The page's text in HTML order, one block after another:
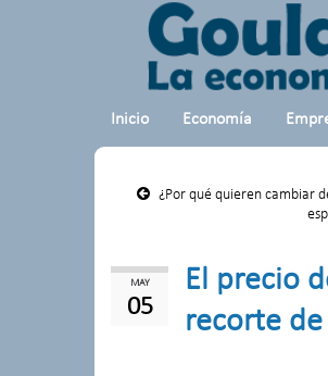
Inicio Economía
¿Por qué quieren cambiar
MAY
05
El precio
recorte